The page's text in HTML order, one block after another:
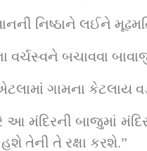
નિષ્ઠાને લઈને
વર્ચસ્વને બચાવવા
ગામના કેટલાય
આ મંદિરની બાજુમાં
તેની તે રક્ષા કરશે.”